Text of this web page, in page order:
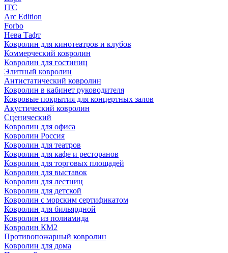
ITC
Arc Edition
Forbo
Нева Тафт
Ковролин для кинотеатров и клубов
Коммерческий ковролин
Ковролин для гостиниц
Элитный ковролин
Антистатический ковролин
Ковролин в кабинет руководителя
Ковровые покрытия для концертных залов
Акустический ковролин
Сценический
Ковролин для офиса
Ковролин Россия
Ковролин для театров
Ковролин для кафе и ресторанов
Ковролин для торговых площадей
Ковролин для выставок
Ковролин для лестниц
Ковролин для детской
Ковролин с морским сертификатом
Ковролин для бильярдной
Ковролин из полиамида
Ковролин КМ2
Противопожарный ковролин
Ковролин для дома